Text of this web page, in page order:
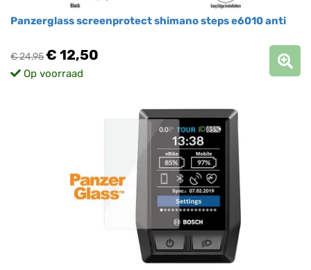
Panzerglass screenprotect shimano steps e6010 anti
€ 24,95€ 12,50
Op voorraad